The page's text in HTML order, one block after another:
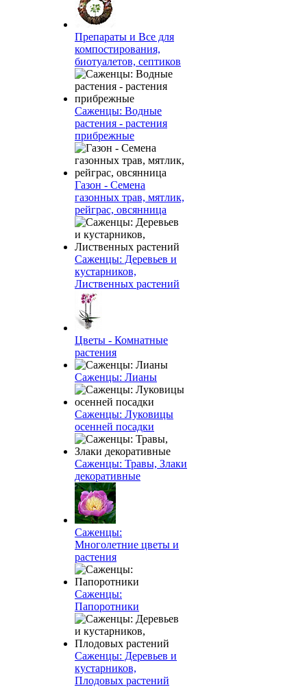
Препараты и Все для
компостирования,
биотуалетов, септиков
Саженцы: Водные
растения - растения
прибрежные
Газон - Семена
газонных трав, мятлик,
рейграс, овсянница
Саженцы: Деревьев и
кустарников,
Лиственных растений
Цветы - Комнатные
растения
Саженцы: Лианы
Саженцы: Луковицы
осенней посадки
Саженцы: Травы, Злаки
декоративные
Саженцы:
Многолетние цветы и
растения
Саженцы:
Папоротники
Саженцы: Деревьев и
кустарников,
Плодовых растений